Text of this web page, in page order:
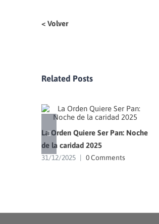
< Volver
Related Posts
La Orden Quiere Ser Pan: Noche
de la caridad 2025
31/12/2025 0 Comments